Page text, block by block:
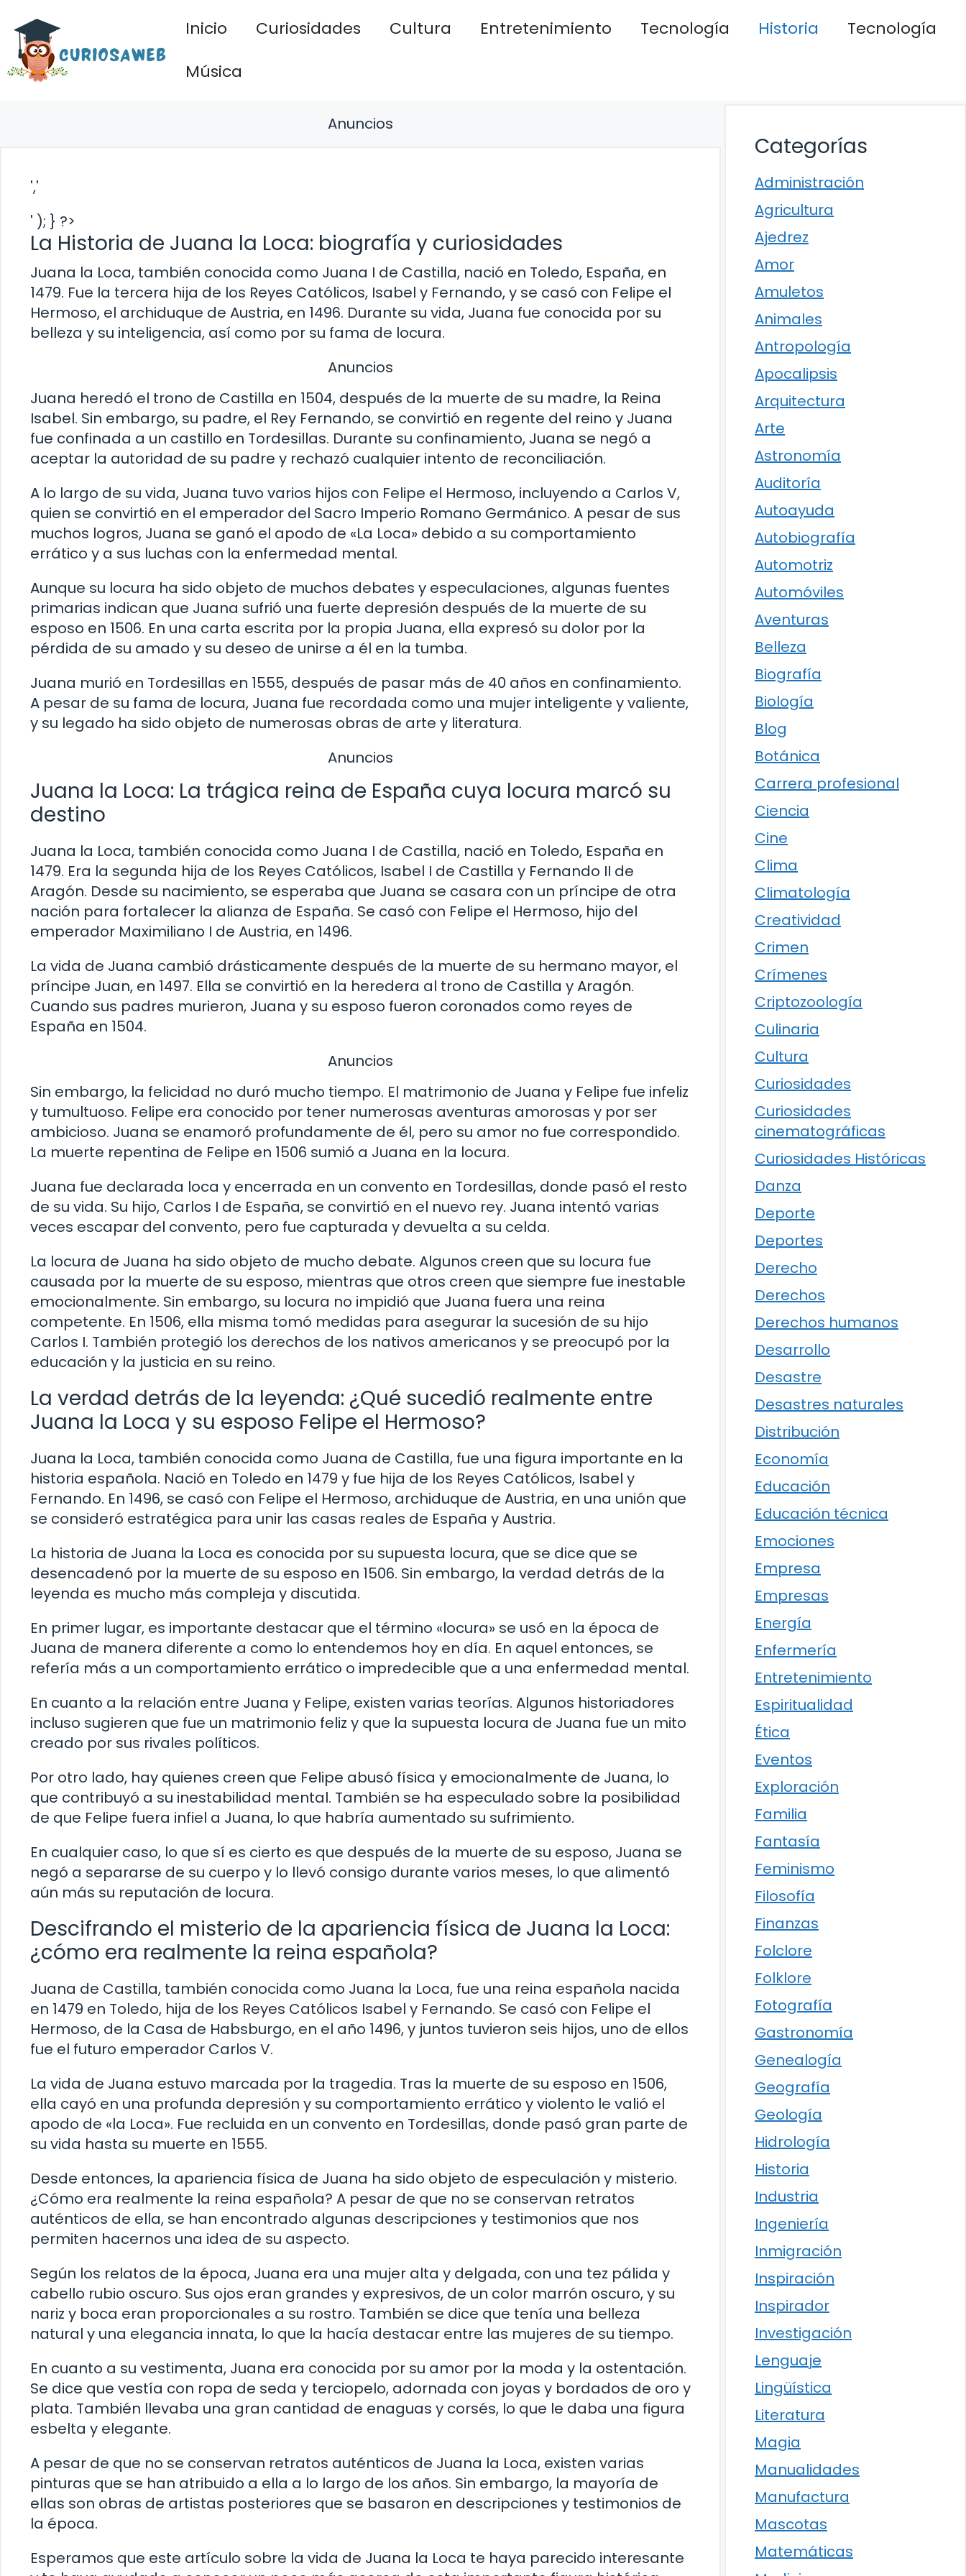
contenido
Inicio Curiosidades Cultura Entretenimiento Tecnología Historia
Tecnología
Música
Anuncios
','
' ); } ?>
La Historia de Juana la Loca: biografía y curiosidades
Juana la Loca, también conocida como Juana I de Castilla, nació en Toledo, España, en
1479. Fue la tercera hija de los Reyes Católicos, Isabel y Fernando, y se casó con Felipe el
Hermoso, el archiduque de Austria, en 1496. Durante su vida, Juana fue conocida por su
belleza y su inteligencia, así como por su fama de locura.
Anuncios
Juana heredó el trono de Castilla en 1504, después de la muerte de su madre, la Reina
Isabel. Sin embargo, su padre, el Rey Fernando, se convirtió en regente del reino y Juana
fue confinada a un castillo en Tordesillas. Durante su confinamiento, Juana se negó a
aceptar la autoridad de su padre y rechazó cualquier intento de reconciliación.
A lo largo de su vida, Juana tuvo varios hijos con Felipe el Hermoso, incluyendo a Carlos V,
quien se convirtió en el emperador del Sacro Imperio Romano Germánico. A pesar de sus
muchos logros, Juana se ganó el apodo de «La Loca» debido a su comportamiento
errático y a sus luchas con la enfermedad mental.
Aunque su locura ha sido objeto de muchos debates y especulaciones, algunas fuentes
primarias indican que Juana sufrió una fuerte depresión después de la muerte de su
esposo en 1506. En una carta escrita por la propia Juana, ella expresó su dolor por la
pérdida de su amado y su deseo de unirse a él en la tumba.
Juana murió en Tordesillas en 1555, después de pasar más de 40 años en confinamiento.
A pesar de su fama de locura, Juana fue recordada como una mujer inteligente y valiente,
y su legado ha sido objeto de numerosas obras de arte y literatura.
Anuncios
Juana la Loca: La trágica reina de España cuya locura marcó su
destino
Juana la Loca, también conocida como Juana I de Castilla, nació en Toledo, España en
1479. Era la segunda hija de los Reyes Católicos, Isabel I de Castilla y Fernando II de
Aragón. Desde su nacimiento, se esperaba que Juana se casara con un príncipe de otra
nación para fortalecer la alianza de España. Se casó con Felipe el Hermoso, hijo del
emperador Maximiliano I de Austria, en 1496.
La vida de Juana cambió drásticamente después de la muerte de su hermano mayor, el
príncipe Juan, en 1497. Ella se convirtió en la heredera al trono de Castilla y Aragón.
Cuando sus padres murieron, Juana y su esposo fueron coronados como reyes de
España en 1504.
Anuncios
Sin embargo, la felicidad no duró mucho tiempo. El matrimonio de Juana y Felipe fue infeliz
y tumultuoso. Felipe era conocido por tener numerosas aventuras amorosas y por ser
ambicioso. Juana se enamoró profundamente de él, pero su amor no fue correspondido.
La muerte repentina de Felipe en 1506 sumió a Juana en la locura.
Juana fue declarada loca y encerrada en un convento en Tordesillas, donde pasó el resto
de su vida. Su hijo, Carlos I de España, se convirtió en el nuevo rey. Juana intentó varias
veces escapar del convento, pero fue capturada y devuelta a su celda.
La locura de Juana ha sido objeto de mucho debate. Algunos creen que su locura fue
causada por la muerte de su esposo, mientras que otros creen que siempre fue inestable
emocionalmente. Sin embargo, su locura no impidió que Juana fuera una reina
competente. En 1506, ella misma tomó medidas para asegurar la sucesión de su hijo
Carlos I. También protegió los derechos de los nativos americanos y se preocupó por la
educación y la justicia en su reino.
La verdad detrás de la leyenda: ¿Qué sucedió realmente entre
Juana la Loca y su esposo Felipe el Hermoso?
Juana la Loca, también conocida como Juana de Castilla, fue una figura importante en la
historia española. Nació en Toledo en 1479 y fue hija de los Reyes Católicos, Isabel y
Fernando. En 1496, se casó con Felipe el Hermoso, archiduque de Austria, en una unión que
se consideró estratégica para unir las casas reales de España y Austria.
La historia de Juana la Loca es conocida por su supuesta locura, que se dice que se
desencadenó por la muerte de su esposo en 1506. Sin embargo, la verdad detrás de la
leyenda es mucho más compleja y discutida.
En primer lugar, es importante destacar que el término «locura» se usó en la época de
Juana de manera diferente a como lo entendemos hoy en día. En aquel entonces, se
refería más a un comportamiento errático o impredecible que a una enfermedad mental.
En cuanto a la relación entre Juana y Felipe, existen varias teorías. Algunos historiadores
incluso sugieren que fue un matrimonio feliz y que la supuesta locura de Juana fue un mito
creado por sus rivales políticos.
Por otro lado, hay quienes creen que Felipe abusó física y emocionalmente de Juana, lo
que contribuyó a su inestabilidad mental. También se ha especulado sobre la posibilidad
de que Felipe fuera infiel a Juana, lo que habría aumentado su sufrimiento.
En cualquier caso, lo que sí es cierto es que después de la muerte de su esposo, Juana se
negó a separarse de su cuerpo y lo llevó consigo durante varios meses, lo que alimentó
aún más su reputación de locura.
Descifrando el misterio de la apariencia física de Juana la Loca:
¿cómo era realmente la reina española?
Juana de Castilla, también conocida como Juana la Loca, fue una reina española nacida
en 1479 en Toledo, hija de los Reyes Católicos Isabel y Fernando. Se casó con Felipe el
Hermoso, de la Casa de Habsburgo, en el año 1496, y juntos tuvieron seis hijos, uno de ellos
fue el futuro emperador Carlos V.
La vida de Juana estuvo marcada por la tragedia. Tras la muerte de su esposo en 1506,
ella cayó en una profunda depresión y su comportamiento errático y violento le valió el
apodo de «la Loca». Fue recluida en un convento en Tordesillas, donde pasó gran parte de
su vida hasta su muerte en 1555.
Desde entonces, la apariencia física de Juana ha sido objeto de especulación y misterio.
¿Cómo era realmente la reina española? A pesar de que no se conservan retratos
auténticos de ella, se han encontrado algunas descripciones y testimonios que nos
permiten hacernos una idea de su aspecto.
Según los relatos de la época, Juana era una mujer alta y delgada, con una tez pálida y
cabello rubio oscuro. Sus ojos eran grandes y expresivos, de un color marrón oscuro, y su
nariz y boca eran proporcionales a su rostro. También se dice que tenía una belleza
natural y una elegancia innata, lo que la hacía destacar entre las mujeres de su tiempo.
En cuanto a su vestimenta, Juana era conocida por su amor por la moda y la ostentación.
Se dice que vestía con ropa de seda y terciopelo, adornada con joyas y bordados de oro y
plata. También llevaba una gran cantidad de enaguas y corsés, lo que le daba una figura
esbelta y elegante.
A pesar de que no se conservan retratos auténticos de Juana la Loca, existen varias
pinturas que se han atribuido a ella a lo largo de los años. Sin embargo, la mayoría de
ellas son obras de artistas posteriores que se basaron en descripciones y testimonios de
la época.
Esperamos que este artículo sobre la vida de Juana la Loca te haya parecido interesante
Categorías
Administración
Agricultura
Ajedrez
Amor
Amuletos
Animales
Antropología
Apocalipsis
Arquitectura
Arte
Astronomía
Auditoría
Autoayuda
Autobiografía
Automotriz
Automóviles
Aventuras
Belleza
Biografía
Biología
Blog
Botánica
Carrera profesional
Ciencia
Cine
Clima
Climatología
Creatividad
Crimen
Crímenes
Criptozoología
Culinaria
Cultura
Curiosidades
Curiosidades
cinematográficas
Curiosidades Históricas
Danza
Deporte
Deportes
Derecho
Derechos
Derechos humanos
Desarrollo
Desastre
Desastres naturales
Distribución
Economía
Educación
Educación técnica
Emociones
Empresa
Empresas
Energía
Enfermería
Entretenimiento
Espiritualidad
Ética
Eventos
Exploración
Familia
Fantasía
Feminismo
Filosofía
Finanzas
Folclore
Folklore
Fotografía
Gastronomía
Genealogía
Geografía
Geología
Hidrología
Historia
Industria
Ingeniería
Inmigración
Inspiración
Inspirador
Investigación
Lenguaje
Lingüística
Literatura
Magia
Manualidades
Manufactura
Mascotas
Matemáticas